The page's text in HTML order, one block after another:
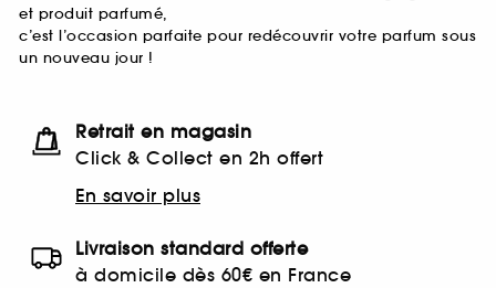
et produit parfumé,
c’est l’occasion parfaite pour redécouvrir votre parfum sous
un nouveau jour !
Retrait en magasin
Click & Collect en 2h offert
En savoir plus
Livraison standard offerte
à domicile dès 60€ en France